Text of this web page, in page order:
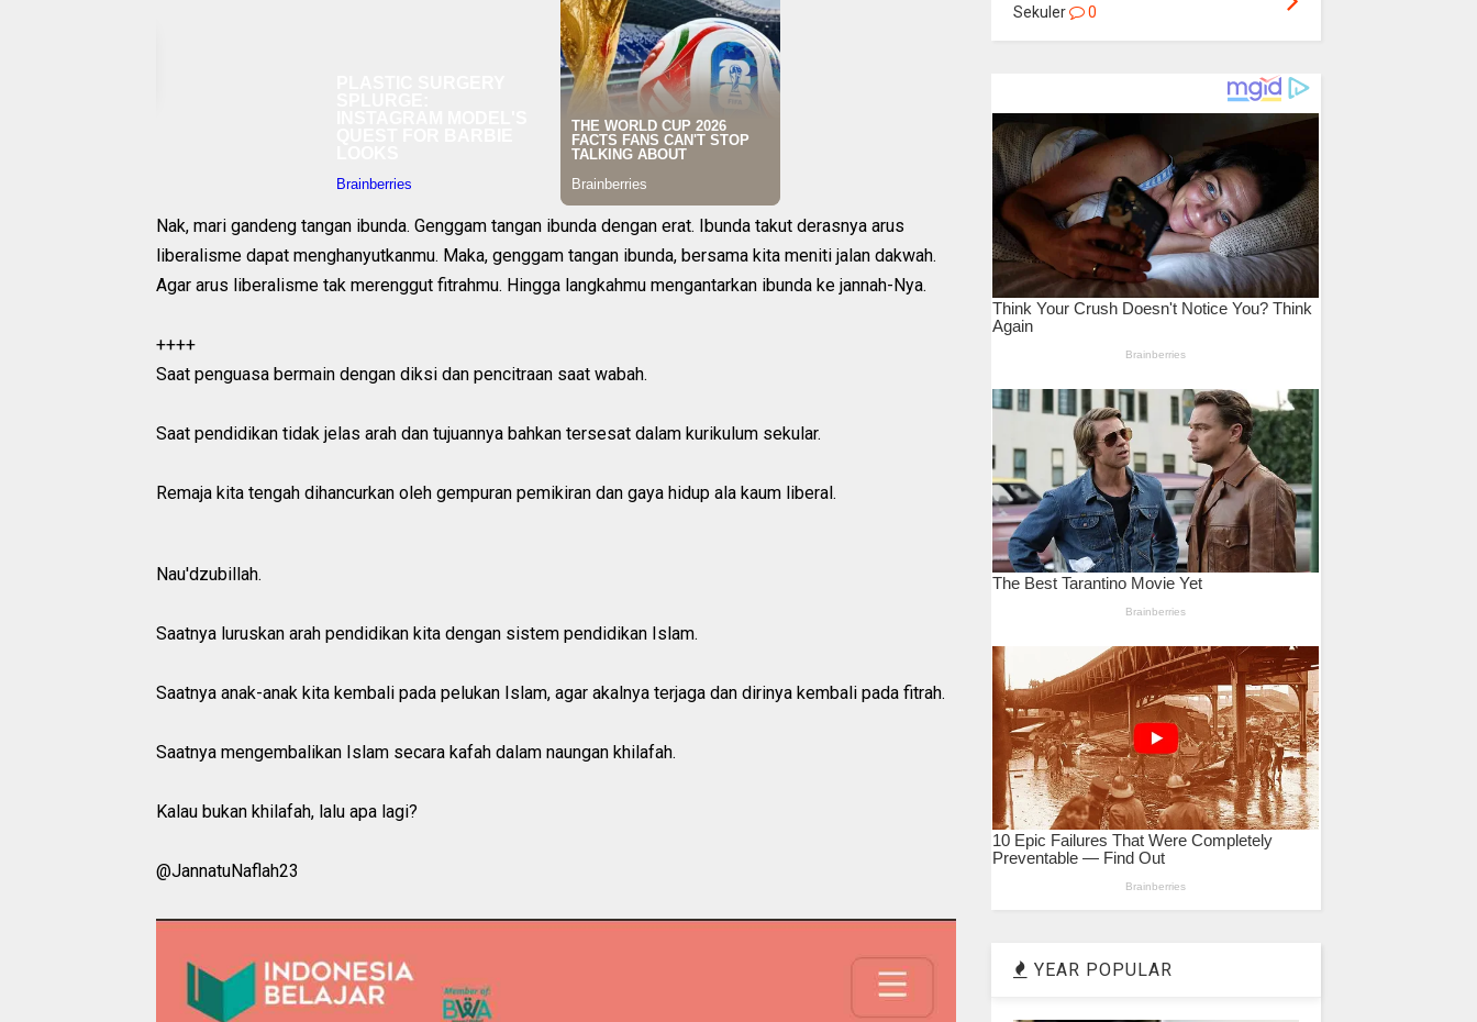
Nak, mari gandeng tangan ibunda. Genggam tangan ibunda dengan erat. Ibunda takut derasnya arus
liberalisme dapat menghanyutkanmu. Maka, genggam tangan ibunda, bersama kita meniti jalan dakwah.
Agar arus liberalisme tak merenggut fitrahmu. Hingga langkahmu mengantarkan ibunda ke jannah-Nya.
++++
Saat penguasa bermain dengan diksi dan pencitraan saat wabah.
Saat pendidikan tidak jelas arah dan tujuannya bahkan tersesat dalam kurikulum sekular.
Remaja kita tengah dihancurkan oleh gempuran pemikiran dan gaya hidup ala kaum liberal.
Nau'dzubillah.
Saatnya luruskan arah pendidikan kita dengan sistem pendidikan Islam.
Saatnya anak-anak kita kembali pada pelukan Islam, agar akalnya terjaga dan dirinya kembali pada fitrah.
Saatnya mengembalikan Islam secara kafah dalam naungan khilafah.
Kalau bukan khilafah, lalu apa lagi?
@JannatuNaflah23
Sekuler
0
YEAR POPULAR